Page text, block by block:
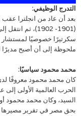
التدرج الوظيفي:
بعد أن عاد من انجلترا عقب
ملحوظة إلى أن أصبح مديرًا
محمد محمود سياسيًا:
كان محمد محمود معروفًا
الحرب العالمية الأولى
بحق مصر في تقرير مصيرها